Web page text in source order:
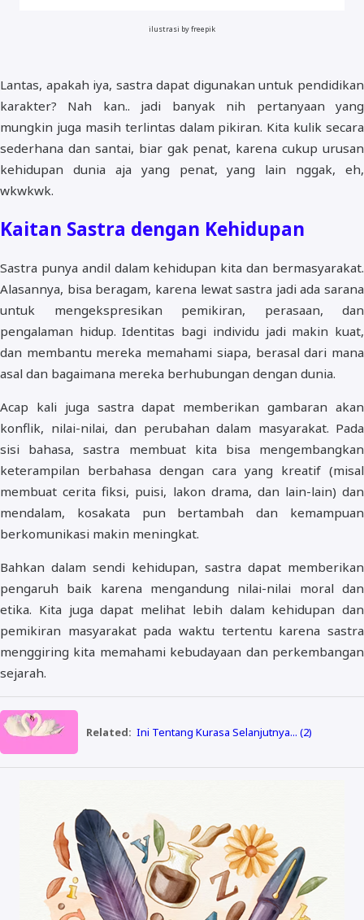
ilustrasi by freepik
Lantas, apakah iya, sastra dapat digunakan untuk pendidikan
karakter? Nah kan.. jadi banyak nih pertanyaan yang
mungkin juga masih terlintas dalam pikiran. Kita kulik secara
sederhana dan santai, biar gak penat, karena cukup urusan
kehidupan dunia aja yang penat, yang lain nggak, eh,
wkwkwk.
Kaitan Sastra dengan Kehidupan
Sastra punya andil dalam kehidupan kita dan bermasyarakat.
Alasannya, bisa beragam, karena lewat sastra jadi ada sarana
untuk mengekspresikan pemikiran, perasaan, dan
pengalaman hidup. Identitas bagi individu jadi makin kuat,
dan membantu mereka memahami siapa, berasal dari mana
asal dan bagaimana mereka berhubungan dengan dunia.
Acap kali juga sastra dapat memberikan gambaran akan
konflik, nilai-nilai, dan perubahan dalam masyarakat. Pada
sisi bahasa, sastra membuat kita bisa mengembangkan
keterampilan berbahasa dengan cara yang kreatif (misal
membuat cerita fiksi, puisi, lakon drama, dan lain-lain) dan
mendalam, kosakata pun bertambah dan kemampuan
berkomunikasi makin meningkat.
Bahkan dalam sendi kehidupan, sastra dapat memberikan
pengaruh baik karena mengandung nilai-nilai moral dan
etika. Kita juga dapat melihat lebih dalam kehidupan dan
pemikiran masyarakat pada waktu tertentu karena sastra
menggiring kita memahami kebudayaan dan perkembangan
sejarah.
Related: Ini Tentang Kurasa Selanjutnya... (2)